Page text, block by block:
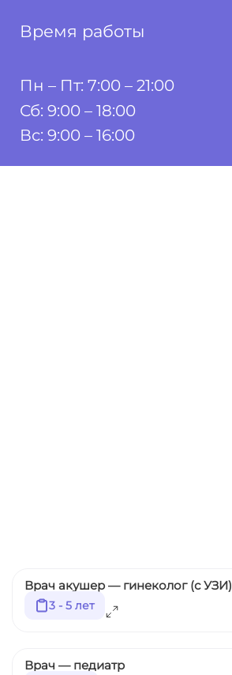
Время работы
Пн – Пт: 7:00 – 21:00
Сб: 9:00 – 18:00
Вс: 9:00 – 16:00
Врач акушер — гинеколог (с УЗИ)
3 - 5 лет
Врач — педиатр